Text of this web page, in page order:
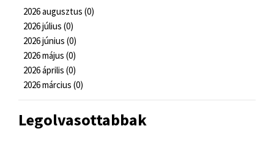
2026 augusztus (0)
2026 július (0)
2026 június (0)
2026 május (0)
2026 április (0)
2026 március (0)
Legolvasottabbak